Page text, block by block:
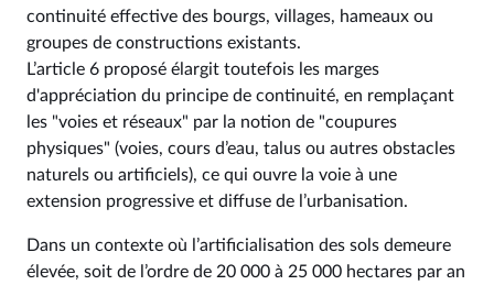
continuité effective des bourgs, villages, hameaux ou
groupes de constructions existants.
L’article 6 proposé élargit toutefois les marges
d'appréciation du principe de continuité, en remplaçant
les "voies et réseaux" par la notion de "coupures
physiques" (voies, cours d’eau, talus ou autres obstacles
naturels ou artificiels), ce qui ouvre la voie à une
extension progressive et diffuse de l’urbanisation.
Dans un contexte où l’artificialisation des sols demeure
élevée, soit de l’ordre de 20 000 à 25 000 hectares par an